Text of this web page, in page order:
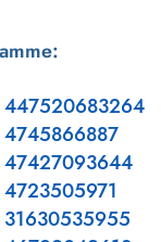
447520683264
4745866887
47427093644
4723505971
31630535955